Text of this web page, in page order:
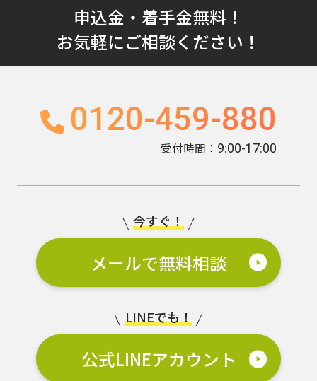
申込金・着手金無料！
お気軽にご相談ください！
0120-459-880
受付時間： 9:00-17:00
今すぐ！
メールで無料相談
LINEでも！
公式LINEアカウント